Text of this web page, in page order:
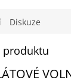
Diskuze